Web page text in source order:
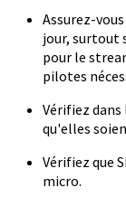
Assurez-
jour, surtout
pour le
pilotes
Vérifiez
qu'elles
Vérifiez que
micro.